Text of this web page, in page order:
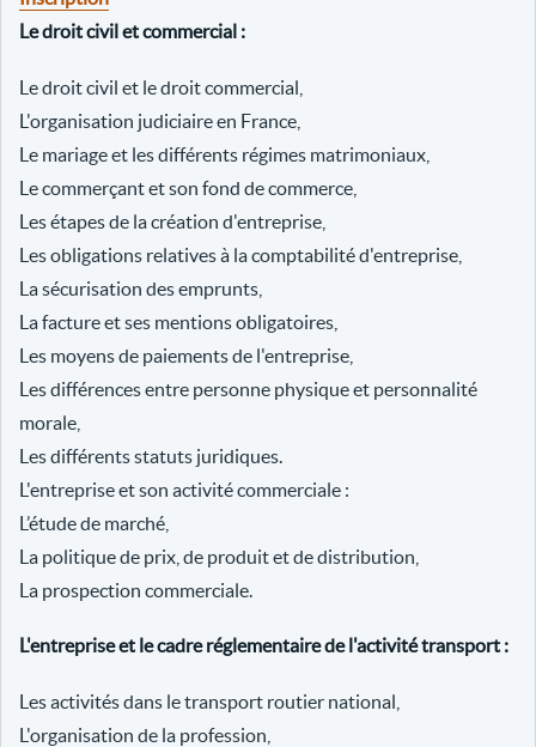
Le droit civil et commercial :
Le droit civil et le droit commercial,
L'organisation judiciaire en France,
Le mariage et les différents régimes matrimoniaux,
Le commerçant et son fond de commerce,
Les étapes de la création d'entreprise,
Les obligations relatives à la comptabilité d'entreprise,
La sécurisation des emprunts,
La facture et ses mentions obligatoires,
Les moyens de paiements de l'entreprise,
Les différences entre personne physique et personnalité
morale,
Les différents statuts juridiques.
L'entreprise et son activité commerciale :
L’étude de marché,
La politique de prix, de produit et de distribution,
La prospection commerciale.
L'entreprise et le cadre réglementaire de l'activité transport :
Les activités dans le transport routier national,
L'organisation de la profession,